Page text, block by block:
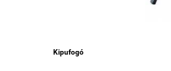
Kipufogó